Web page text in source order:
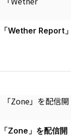
Wether Report」
Zone」を配信開